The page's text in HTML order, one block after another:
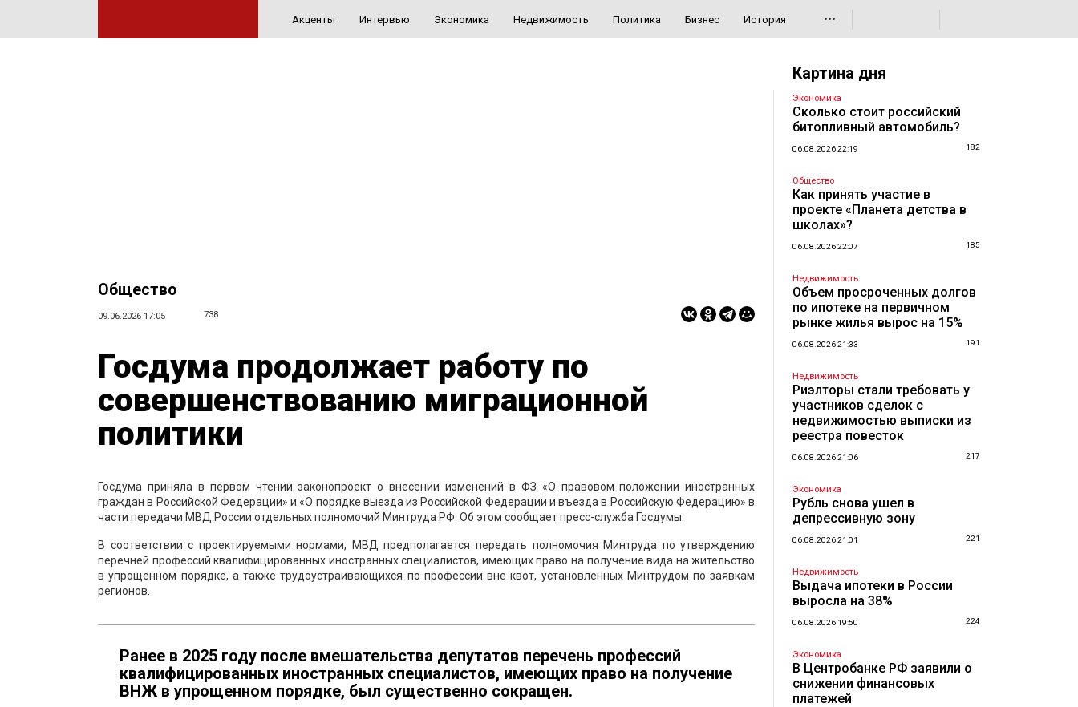
Акценты Интервью Экономика Недвижимость Политика Бизнес История •••
Общество
09.06.2026 17:05 738
Госдума продолжает работу по
совершенствованию миграционной
политики
Госдума приняла в первом чтении законопроект о внесении изменений в ФЗ «О правовом положении иностранных
граждан в Российской Федерации» и «О порядке выезда из Российской Федерации и въезда в Российскую Федерацию» в
части передачи МВД России отдельных полномочий Минтруда РФ. Об этом сообщает пресс-служба Госдумы.
В соответствии с проектируемыми нормами, МВД предполагается передать полномочия Минтруда по утверждению
перечней профессий квалифицированных иностранных специалистов, имеющих право на получение вида на жительство
в упрощенном порядке, а также трудоустраивающихся по профессии вне квот, установленных Минтрудом по заявкам
регионов.
Ранее в 2025 году после вмешательства депутатов перечень профессий
квалифицированных иностранных специалистов, имеющих право на получение
ВНЖ в упрощенном порядке, был существенно сокращен.
Картина дня
Экономика
Сколько стоит российский
битопливный автомобиль?
06.08.2026 22:19 182
Общество
Как принять участие в
проекте «Планета детства в
школах»?
06.08.2026 22:07 185
Недвижимость
Объем просроченных долгов
по ипотеке на первичном
рынке жилья вырос на 15%
06.08.2026 21:33 191
Недвижимость
Риэлторы стали требовать у
участников сделок с
недвижимостью выписки из
реестра повесток
06.08.2026 21:06 217
Экономика
Рубль снова ушел в
депрессивную зону
06.08.2026 21:01 221
Недвижимость
Выдача ипотеки в России
выросла на 38%
06.08.2026 19:50 224
Экономика
В Центробанке РФ заявили о
снижении финансовых
платежей